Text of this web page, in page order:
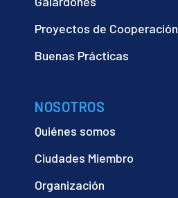
Proyectos de Cooperación
Buenas Prácticas
NOSOTROS
Quiénes somos
Ciudades Miembro
Organización